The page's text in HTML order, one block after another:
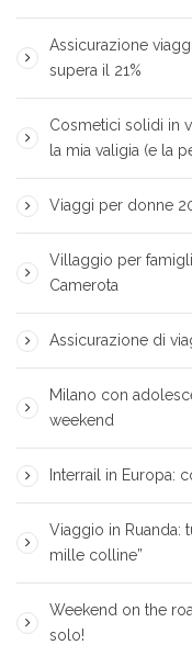
Assicurazione
supera il 21%
Cosmetici solidi in
la mia valigia (e la
Viaggi per donne
Villaggio per
Camerota
Assicurazione di
Milano con
weekend
Interrail in Europa:
Viaggio in Ruanda:
mille colline”
Weekend on the
solo!